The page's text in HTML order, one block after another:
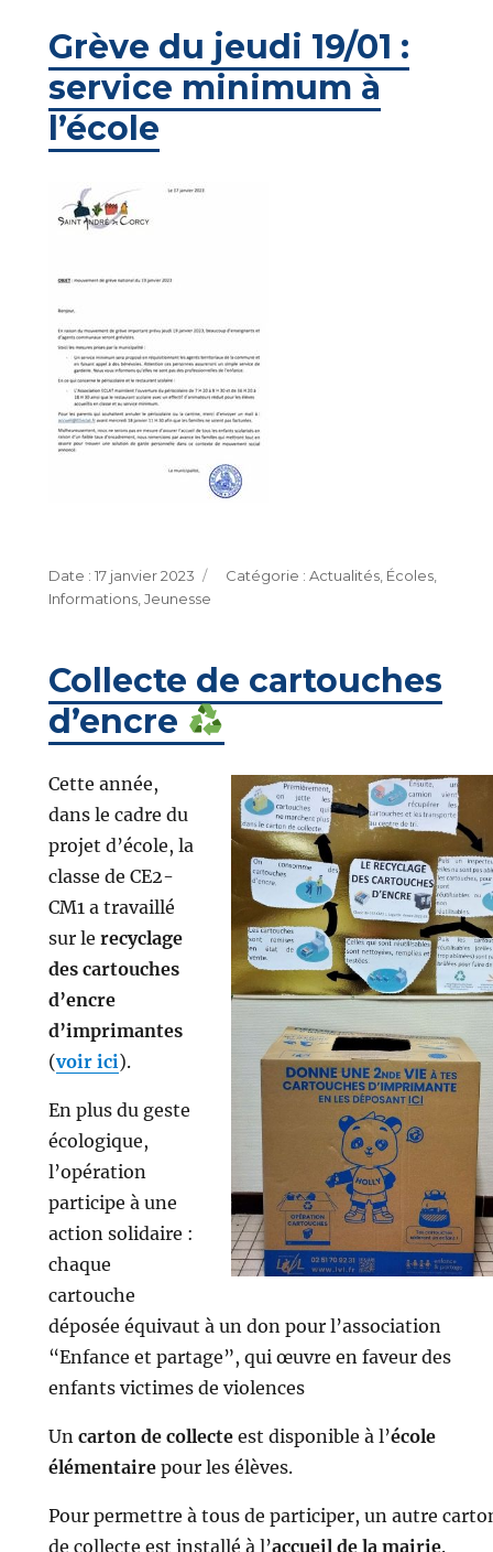
Grève du jeudi 19/01 :
service minimum à
l’école
Publié
le
17 janvier 2023 Catégories
Actualités, Écoles,
Informations, Jeunesse
Collecte de cartouches
d’encre
Cette année,
dans le cadre du
projet d’école, la
classe de CE2-
CM1 a travaillé
sur le recyclage
des cartouches
d’encre
d’imprimantes
(voir ici).
En plus du geste
écologique,
l’opération
participe à une
action solidaire :
chaque
cartouche
déposée équivaut à un don pour l’association
“Enfance et partage”, qui œuvre en faveur des
enfants victimes de violences
Un carton de collecteest disponible à l’école
élémentairepour les élèves.
Pour permettre à tous de participer, un autre
de collecte est installé à l’accueil de la mairie.